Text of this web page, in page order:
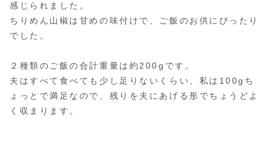
感じられました。
ちりめん山椒は甘めの味付けで、ご飯のお供にぴったり
でした。
２種類のご飯の合計重量は約200gです。
夫はすべて食べても少し足りないくらい、私は100gち
ょっとで満足なので、残りを夫にあげる形でちょうどよ
く収まります。